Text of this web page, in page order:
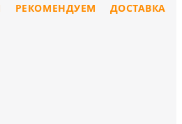
ДОСТАВКА
РЕКОМЕНДУЕМ